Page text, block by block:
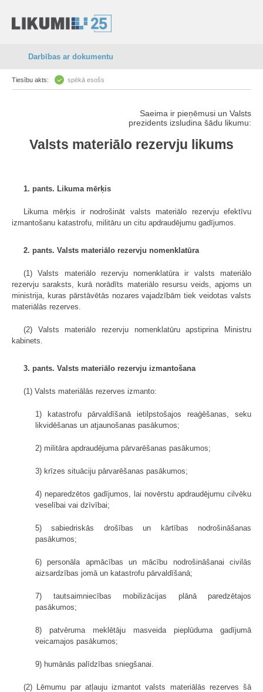
Darbības ar dokumentu
Tiesību akts: spēkā esošs
Saeima ir pieņēmusi un Valsts
prezidents izsludina šādu likumu:
Valsts materiālo rezervju likums
1. pants. Likuma mērķis
Likuma mērķis ir nodrošināt valsts materiālo rezervju efektīvu
izmantošanu katastrofu, militāru un citu apdraudējumu gadījumos.
2. pants. Valsts materiālo rezervju nomenklatūra
(1) Valsts materiālo rezervju nomenklatūra ir valsts materiālo
rezervju saraksts, kurā norādīts materiālo resursu veids, apjoms un
ministrija, kuras pārstāvētās nozares vajadzībām tiek veidotas valsts
materiālās rezerves.
(2) Valsts materiālo rezervju nomenklatūru apstiprina Ministru
kabinets.
3. pants. Valsts materiālo rezervju izmantošana
(1) Valsts materiālās rezerves izmanto:
1) katastrofu pārvaldīšanā ietilpstošajos reaģēšanas, seku
likvidēšanas un atjaunošanas pasākumos;
2) militāra apdraudējuma pārvarēšanas pasākumos;
3) krīzes situāciju pārvarēšanas pasākumos;
4) neparedzētos gadījumos, lai novērstu apdraudējumu cilvēku
veselībai vai dzīvībai;
5) sabiedriskās drošības un kārtības nodrošināšanas
pasākumos;
6) personāla apmācības un mācību nodrošināšanai civilās
aizsardzības jomā un katastrofu pārvaldīšanā;
7) tautsaimniecības mobilizācijas plānā paredzētajos
pasākumos;
8) patvēruma meklētāju masveida pieplūduma gadījumā
veicamajos pasākumos;
9) humānās palīdzības sniegšanai.
(2) Lēmumu par atļauju izmantot valsts materiālās rezerves šā